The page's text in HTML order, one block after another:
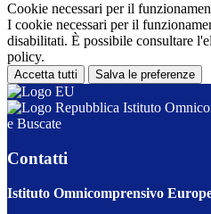
Cookie necessari per il
I cookie necessari per il
disabilitati. È possibile consultare
policy.
Accetta tutti Salva le preferenze
Istituto
e Buscate
Contatti
Istituto Omnicomprensivo